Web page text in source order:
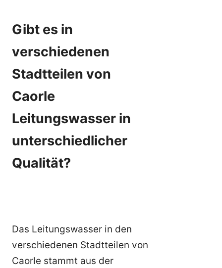
Gibt es in
verschiedenen
Stadtteilen von
Caorle
Leitungswasser in
unterschiedlicher
Qualität?
Das Leitungswasser in den
verschiedenen Stadtteilen von
Caorle stammt aus der